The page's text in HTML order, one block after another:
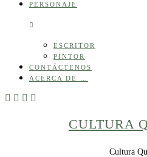
PERSONAJE
ESCRITOR
PINTOR
CONTÁCTENOS
ACERCA DE …
CULTURA
Cultura